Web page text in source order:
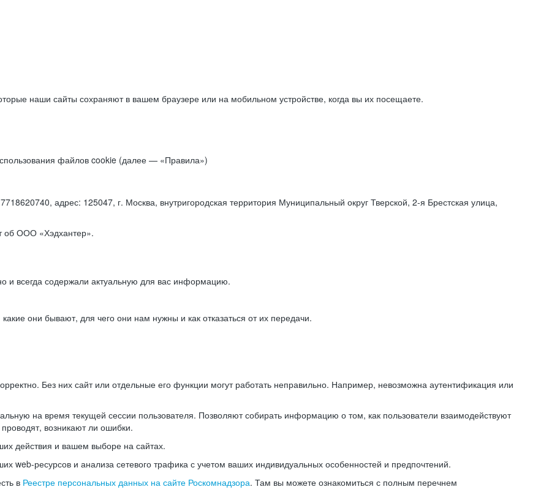
наши сайты сохраняют в вашем браузере или на мобильном устройстве, когда вы их посещаете.
файлов cookie (далее — «Правила»)
адрес: 125047, г. Москва, внутригородская территория Муниципальный округ Тверской, 2-я Брестская улица,
об ООО «Хэдхантер».
и всегда содержали актуальную для вас информацию.
они бывают, для чего они нам нужны и как отказаться от их передачи.
Без них сайт или отдельные его функции могут работать неправильно. Например, невозможна аутентификация или
на время текущей сессии пользователя. Позволяют собирать информацию о том, как пользователи взаимодействуют
возникают ли ошибки.
действия и вашем выборе на сайтах.
ресурсов и анализа сетевого трафика с учетом ваших индивидуальных особенностей и предпочтений.
в Реестре персональных данных на сайте Роскомнадзора. Там вы можете ознакомиться с полным перечнем